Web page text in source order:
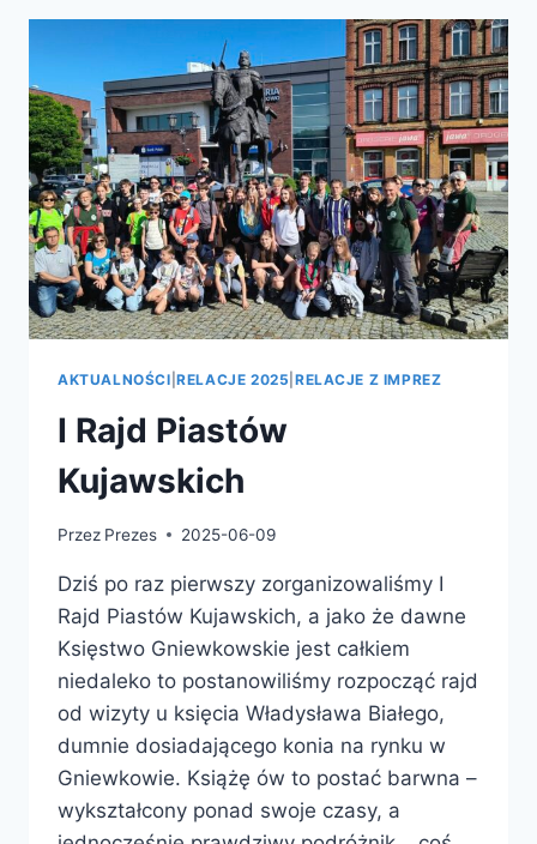
AKTUALNOŚCI |RELACJE 2025 RELACJE Z IMPREZ
I Rajd Piastów
Kujawskich
Przez Prezes 2025-06-09
Dziś po raz pierwszy zorganizowaliśmy I
Rajd Piastów Kujawskich, a jako że dawne
Księstwo Gniewkowskie jest całkiem
niedaleko to postanowiliśmy rozpocząć rajd
od wizyty u księcia Władysława Białego,
dumnie dosiadającego konia na rynku w
Gniewkowie. Książę ów to postać barwna –
wykształcony ponad swoje czasy, a